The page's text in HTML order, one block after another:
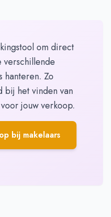
om direct
hanteren. Zo
bij het vinden van
jouw verkoop.
bij makelaars